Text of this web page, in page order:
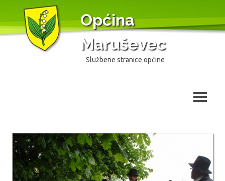
content
Općina
Maruševec
Službene stranice općine